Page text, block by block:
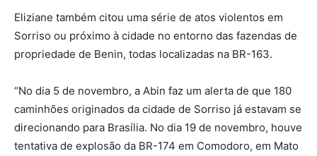
Eliziane também citou uma série de atos violentos em
Sorriso ou próximo à cidade no entorno das fazendas de
propriedade de Benin, todas localizadas na BR-163.
“No dia 5 de novembro, a Abin faz um alerta de que 180
caminhões originados da cidade de Sorriso já estavam se
direcionando para Brasília. No dia 19 de novembro, houve
tentativa de explosão da BR-174 em Comodoro, em Mato